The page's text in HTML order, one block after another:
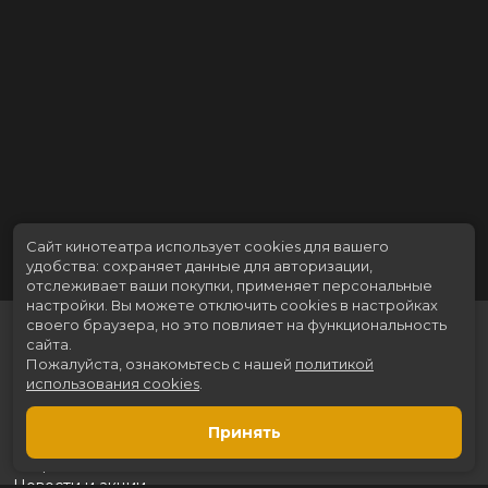
Скоро в кино
Сайт кинотеатра использует cookies для вашего
удобства: сохраняет данные для авторизации,
отслеживает ваши покупки, применяет персональные
настройки. Вы можете отключить cookies в настройках
своего браузера, но это повлияет на функциональность
сайта.
Пожалуйста, ознакомьтесь с нашей политикой
использования cookies
Принять